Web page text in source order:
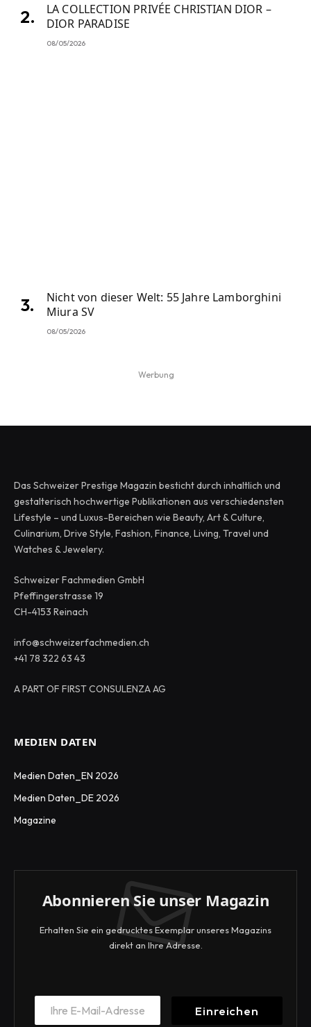
LA COLLECTION PRIVÉE CHRISTIAN DIOR –
DIOR PARADISE
08/05/2026
Nicht von dieser Welt: 55 Jahre Lamborghini
Miura SV
08/05/2026
Werbung
Das Schweizer Prestige Magazin besticht durch inhaltlich und
gestalterisch hochwertige Publikationen aus verschiedensten
Lifestyle – und Luxus-Bereichen wie Beauty, Art & Culture,
Culinarium, Drive Style, Fashion, Finance, Living, Travel und
Watches & Jewelery.
Schweizer Fachmedien GmbH
Pfeffingerstrasse 19
CH-4153 Reinach
info@schweizerfachmedien.ch
+41 78 322 63 43
A PART OF FIRST CONSULENZA AG
MEDIEN DATEN
Medien Daten_EN 2026
Medien Daten_DE 2026
Magazine
Abonnieren Sie unser Magazin
Erhalten Sie ein gedrucktes Exemplar unseres Magazins
direkt an Ihre Adresse.
E
Einreichen